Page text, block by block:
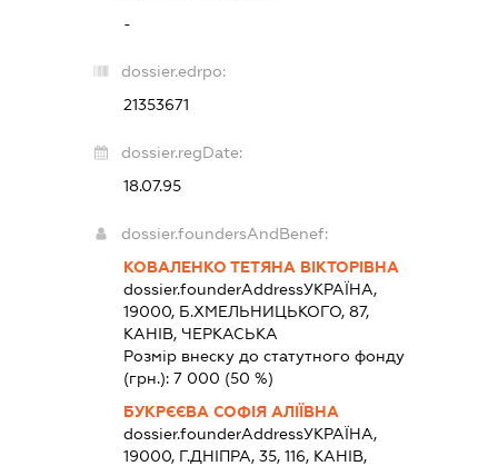
-
dossier.edrpo:
21353671
dossier.regDate:
18.07.95
dossier.foundersAndBenef:
КОВАЛЕНКО ТЕТЯНА ВІКТОРІВНА
dossier.founderAddressУКРАЇНА,
19000, Б.ХМЕЛЬНИЦЬКОГО, 87,
КАНІВ, ЧЕРКАСЬКА
Розмір внеску до статутного фонду
(грн.): 7 000 (50 %)
БУКРЄЄВА СОФІЯ АЛІЇВНА
dossier.founderAddressУКРАЇНА,
19000, Г.ДНІПРА, 35, 116, КАНІВ,